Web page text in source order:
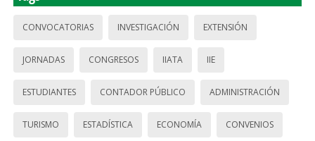
CONVOCATORIAS INVESTIGACIÓN EXTENSIÓN
JORNADAS CONGRESOS IIATA IIE
ESTUDIANTES CONTADOR PÚBLICO ADMINISTRACIÓN
TURISMO ESTADÍSTICA ECONOMÍA CONVENIOS